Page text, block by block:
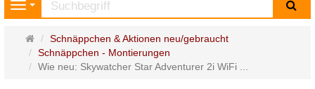
Navigation
Startseite
Schnäppchen & Aktionen neu/gebraucht
Schnäppchen - Montierungen
Wie neu: Skywatcher Star Adventurer 2i WiFi ...